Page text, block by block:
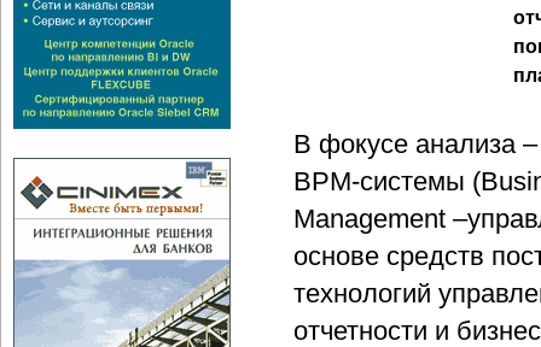
В фокусе анализа
BPM-системы
Management
основе средств
технологий
отчетности и